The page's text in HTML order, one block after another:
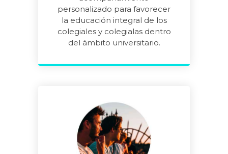
personalizado para favorecer
la educación integral de los
colegiales y colegialas dentro
del ámbito universitario.